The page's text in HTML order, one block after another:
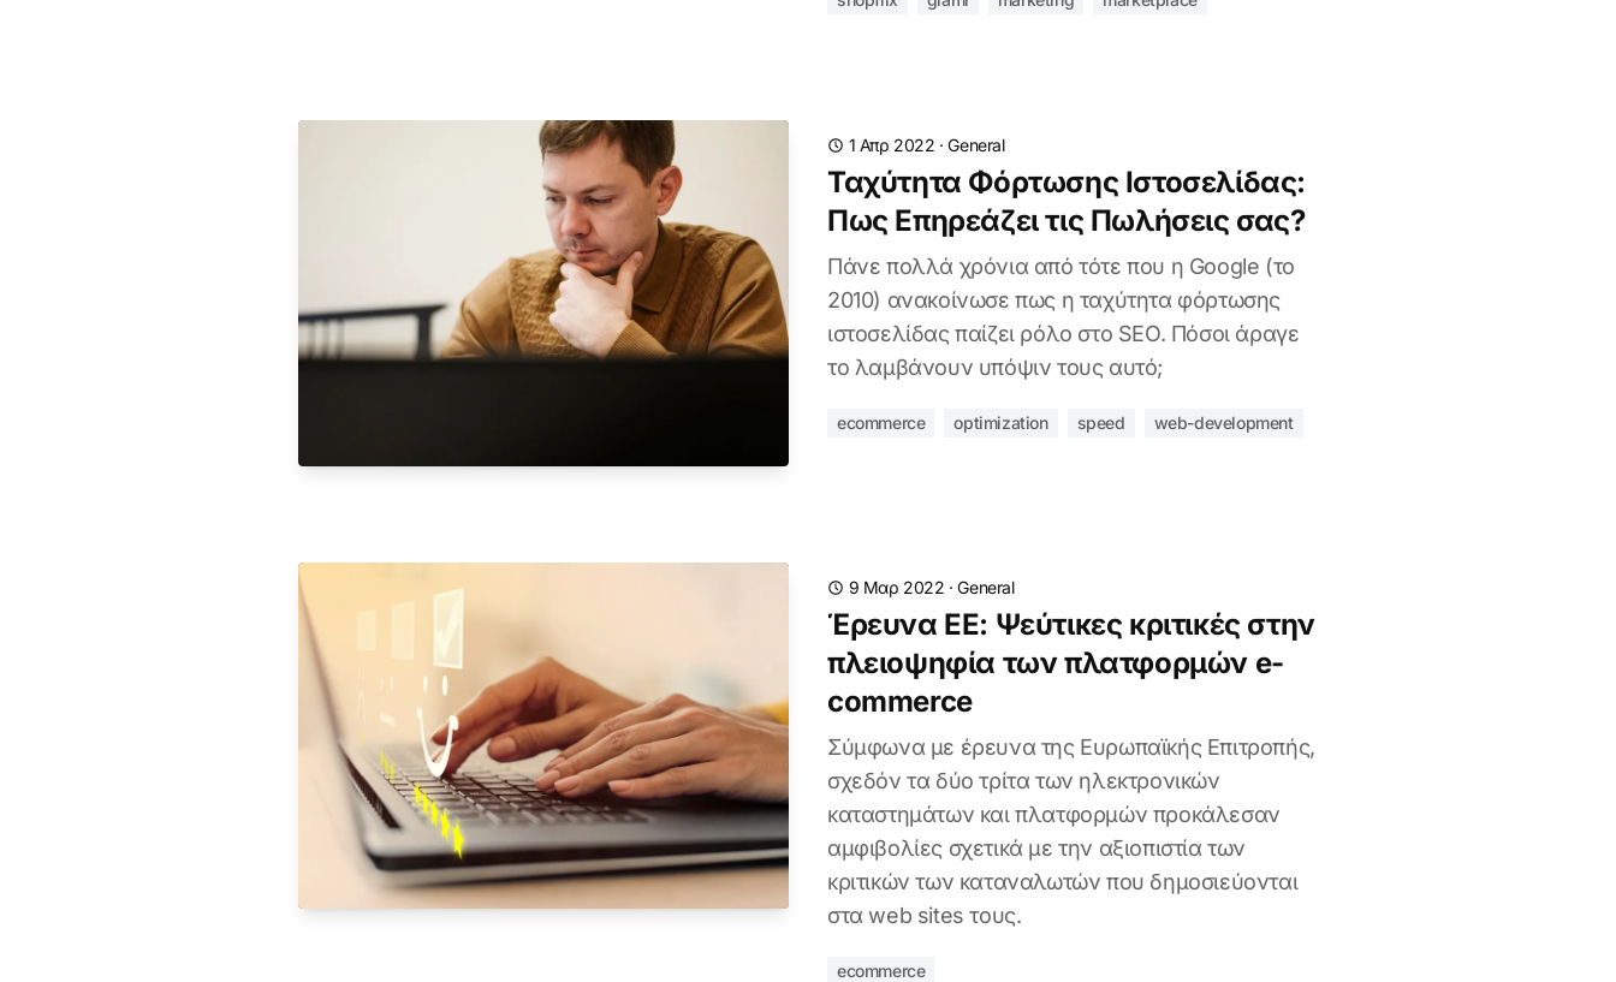
1 Απρ 2022 ·General
Ταχύτητα Φόρτωσης Ιστοσελίδας:
Πως Επηρεάζει τις Πωλήσεις σας?
Πάνε πολλά χρόνια από τότε που η Google (το
2010) ανακοίνωσε πως η ταχύτητα φόρτωσης
ιστοσελίδας παίζει ρόλο στο SEO. Πόσοι άραγε
το λαμβάνουν υπόψιν τους αυτό;
ecommerce optimization speed web-development
9 Μαρ 2022 ·General
Έρευνα ΕΕ: Ψεύτικες κριτικές στην
πλειοψηφία των πλατφορμών e-
commerce
Σύμφωνα με έρευνα της Ευρωπαϊκής Επιτροπής,
σχεδόν τα δύο τρίτα των ηλεκτρονικών
καταστημάτων και πλατφορμών προκάλεσαν
αμφιβολίες σχετικά με την αξιοπιστία των
κριτικών των καταναλωτών που δημοσιεύονται
στα web sites τους.
ecommerce